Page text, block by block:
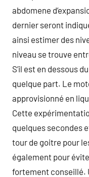
abdomene
dernier seront
ainsi estimer des
niveau se trouve
S’il est en dessous
quelque part. Le
approvisionné en
Cette
quelques secondes
tour de goitre pour
également pour
fortement conseillé.